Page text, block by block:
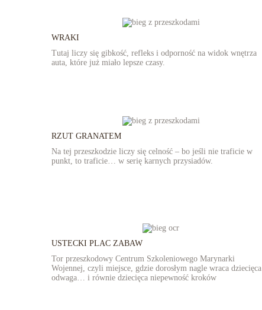
WRAKI
Tutaj liczy się gibkość, refleks i odporność na widok wnętrza
auta, które już miało lepsze czasy.
RZUT GRANATEM
Na tej przeszkodzie liczy się celność – bo jeśli nie traficie w
punkt, to traficie… w serię karnych przysiadów.
USTECKI PLAC ZABAW
Tor przeszkodowy Centrum Szkoleniowego Marynarki
Wojennej, czyli miejsce, gdzie dorosłym nagle wraca dziecięca
odwaga… i równie dziecięca niepewność kroków